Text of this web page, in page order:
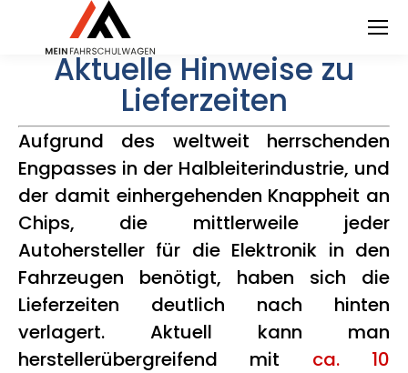
Aktuelle Hinweise zu
Lieferzeiten
Aufgrund des weltweit herrschenden
Engpasses in der Halbleiterindustrie, und
der damit einhergehenden Knappheit an
Chips, die mittlerweile jeder
Autohersteller für die Elektronik in den
Fahrzeugen benötigt, haben sich die
Lieferzeiten deutlich nach hinten
verlagert. Aktuell kann man
herstellerübergreifend mit ca. 10